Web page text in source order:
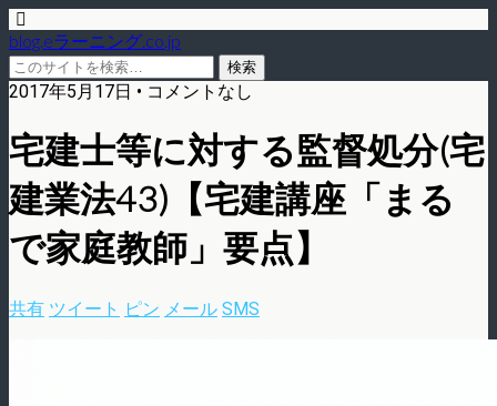
blog.eラーニング.co.jp
2017年5月17日 • コメントなし
宅建士等に対する監督処分(宅
建業法43)【宅建講座「まる
で家庭教師」要点】
共有 ツイート ピン メール SMS